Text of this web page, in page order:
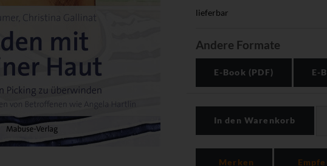
lieferbar
Andere Formate
E-Book (PDF) E-
In den Warenkorb
Merken